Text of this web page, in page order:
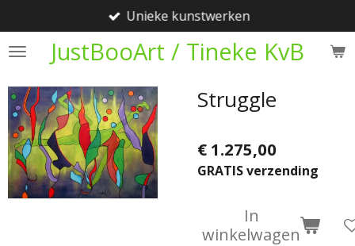
direct
naar
hoofdinhoud
JustBooArt / Tineke KvB
Unieke kunstwerken
Struggle
€ 1.275,00
GRATIS verzending
In
winkelwagen